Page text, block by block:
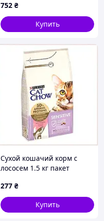
бобами в желе 85 г
(7613039841617)
752 ₴
Купить
Сухой кошачий корм с
лососем 1.5 кг пакет
M881TA8972
277 ₴
Купить